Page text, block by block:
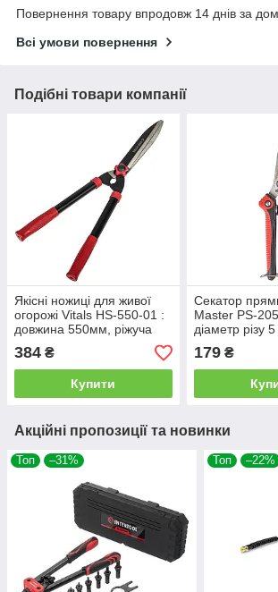
Повернення товару впродовж 14 днів за
Всі умови повернення
Подібні товари компанії
Якісні ножиці для живої
огорожі Vitals HS-550-01 :
довжина 550мм, ріжуча
довжина 285 мм, вага
0.920 кг
384 ₴
Купити
Секатор
Master PS-
діаметр різу
довжина 205
0.110кг
179₴
Акційні пропозиції та новинки
Топ –31% Топ –22%